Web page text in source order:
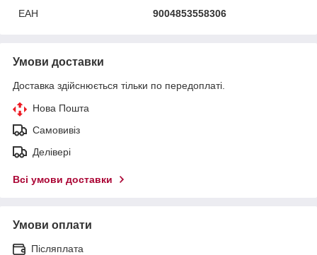
ЕАН
9004853558306
Умови доставки
Доставка здійснюється тільки по передоплаті.
Нова Пошта
Самовивіз
Делівері
Всі умови доставки
Умови оплати
Післяплата